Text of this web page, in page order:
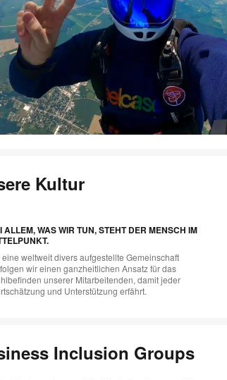
Kultur
ALLEM, WAS WIR TUN, STEHT DER MENSCH IM
eine weltweit divers aufgestellte Gemeinschaft
wir einen ganzheitlichen Ansatz für das
unserer Mitarbeitenden, damit jeder
und Unterstützung erfährt.
Inclusion Groups